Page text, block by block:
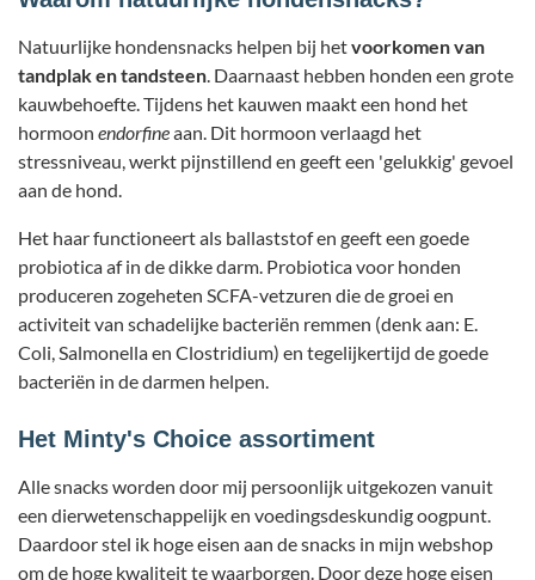
Natuurlijke hondensnacks helpen bij hetvoorkomen van
tandplak en tandsteen. Daarnaast hebben honden een grote
kauwbehoefte. Tijdens het kauwen maakt een hond het
hormoon endorfineaan. Dit hormoon verlaagd het
stressniveau, werkt pijnstillend en geeft een 'gelukkig' gevoel
aan de hond.
Het haar functioneert als ballaststof en geeft een goede
probiotica af in de dikke darm. Probiotica voor honden
produceren zogeheten SCFA-vetzuren die de groei en
activiteit van schadelijke bacteriën remmen (denk aan: E.
Coli, Salmonella en Clostridium) en tegelijkertijd de goede
bacteriën in de darmen helpen.
Het Minty's Choice assortiment
Alle snacks worden door mij persoonlijk uitgekozen vanuit
een dierwetenschappelijk en voedingsdeskundig oogpunt.
Daardoor stel ik hoge eisen aan de snacks in mijn webshop
om de hoge kwaliteit te waarborgen. Door deze hoge eisen